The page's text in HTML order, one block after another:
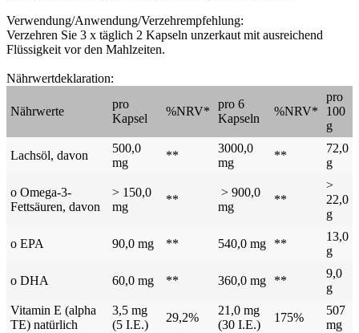
Verwendung/Anwendung/Verzehrempfehlung:
Verzehren Sie 3 x täglich 2 Kapseln unzerkaut mit ausreichend
Flüssigkeit vor den Mahlzeiten.
Nährwertdeklaration:
Nährwerte
pro
Kapsel
%NRV*
pro 6
Kapseln
%NRV*
pro
100
g
Lachsöl, davon
500,0
mg
**
3000,0
mg
**
72,0
g
o Omega-3-
Fettsäuren, davon
> 150,0
mg
**
> 900,0
mg
**
>
22,0
g
o EPA 90,0 mg ** 540,0 mg **
13,0
g
o DHA 60,0 mg ** 360,0 mg **
9,0
g
Vitamin E (alpha
TE) natürlich
3,5 mg
(5 I.E.)
29,2%
21,0 mg
(30 I.E.)
175%
507
mg